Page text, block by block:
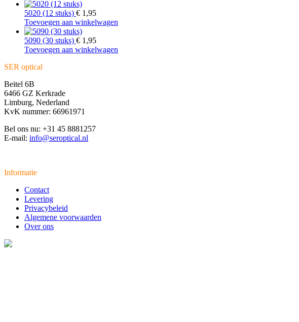
5020 (12 stuks) € 1,95
Toevoegen aan winkelwagen
5090 (30 stuks) € 1,95
Toevoegen aan winkelwagen
SER optical
Beitel 6B
6466 GZ Kerkrade
Limburg, Nederland
KvK nummer: 66961971
Bel ons nu: +31 45 8881257
E-mail: info@seroptical.nl
Informatie
Contact
Levering
Privacybeleid
Algemene voorwaarden
Over ons